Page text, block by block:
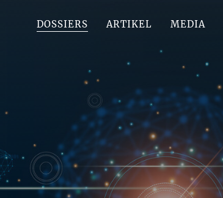
DOSSIERS ARTIKEL MEDIA